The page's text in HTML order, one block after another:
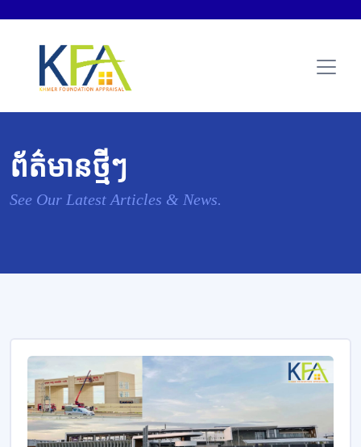
ព័ត៌មានថ្មីៗ
See Our Latest Articles & News.